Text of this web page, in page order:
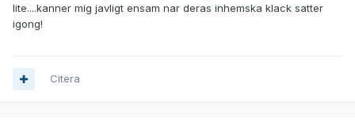
lite....kanner mig javligt ensam nar deras inhemska klack satter
igong!
Citera